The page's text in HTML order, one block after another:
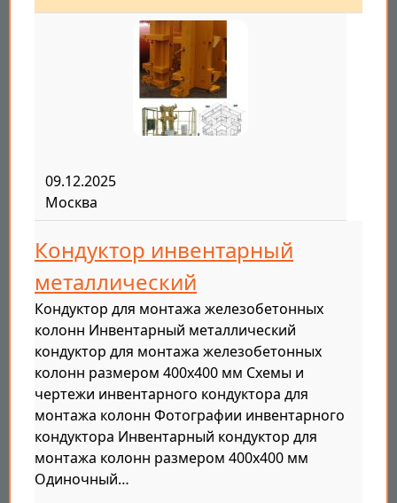
09.12.2025
Москва
Кондуктор инвентарный
металлический
Кондуктор для монтажа железобетонных
колонн Инвентарный металлический
кондуктор для монтажа железобетонных
колонн размером 400x400 мм Схемы и
чертежи инвентарного кондуктора для
монтажа колонн Фотографии инвентарного
кондуктора Инвентарный кондуктор для
монтажа колонн размером 400x400 мм
Одиночный…